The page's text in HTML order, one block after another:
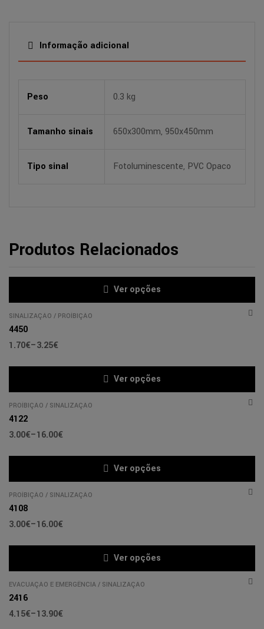
Informação adicional
Peso 0.3 kg
Tamanho sinais 650x300mm, 950x450mm
Tipo sinal Fotoluminescente, PVC Opaco
Produtos Relacionados
Ver opções
SINALIZAÇÃO / PROÍBIÇÃO
4450
1.70€–3.25€
Ver opções
PROÍBIÇÃO / SINALIZAÇÃO
4122
3.00€–16.00€
Ver opções
PROÍBIÇÃO / SINALIZAÇÃO
4108
3.00€–16.00€
Ver opções
EVACUAÇÃO E EMERGÊNCIA / SINALIZAÇÃO
2416
4.15€–13.90€